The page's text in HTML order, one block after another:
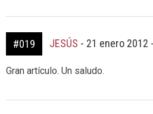
#019 JESÚS - 21 enero 2012
Gran artículo. Un saludo.